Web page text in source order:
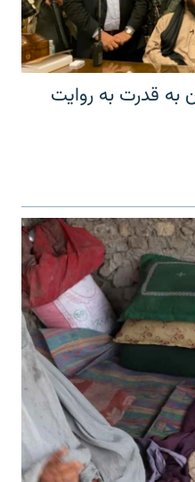
به قدرت به روایت